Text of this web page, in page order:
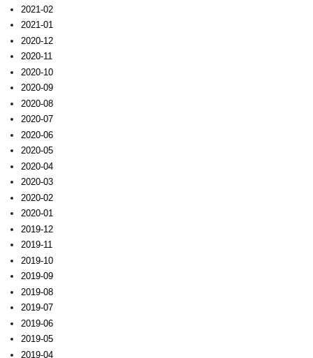
2021-02
2021-01
2020-12
2020-11
2020-10
2020-09
2020-08
2020-07
2020-06
2020-05
2020-04
2020-03
2020-02
2020-01
2019-12
2019-11
2019-10
2019-09
2019-08
2019-07
2019-06
2019-05
2019-04